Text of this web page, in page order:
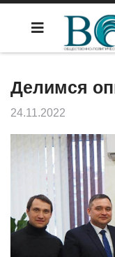
Делимся
24.11.2022